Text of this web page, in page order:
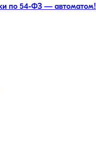
по 54-ФЗ — автоматом!